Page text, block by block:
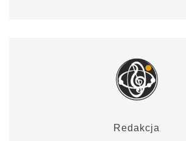
Redakcja